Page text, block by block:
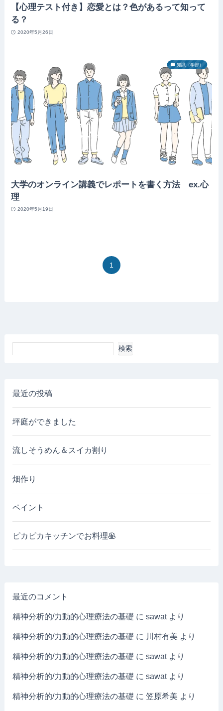
【心理テスト付き】恋愛とは？色があるって知って
る？
2020年5月26日
知識（学部）
大学のオンライン講義でレポートを書く方法 ex.心
理
2020年5月19日
1
検索
最近の投稿
坪庭ができました
流しそうめん＆スイカ割り
畑作り
ペイント
ピカピカキッチンでお料理🥞
最近のコメント
精神分析的/力動的心理療法の基礎 に sawatより
精神分析的/力動的心理療法の基礎 に 川村有美 より
精神分析的/力動的心理療法の基礎 に sawatより
精神分析的/力動的心理療法の基礎 に sawatより
精神分析的/力動的心理療法の基礎 に 笠原希美 より